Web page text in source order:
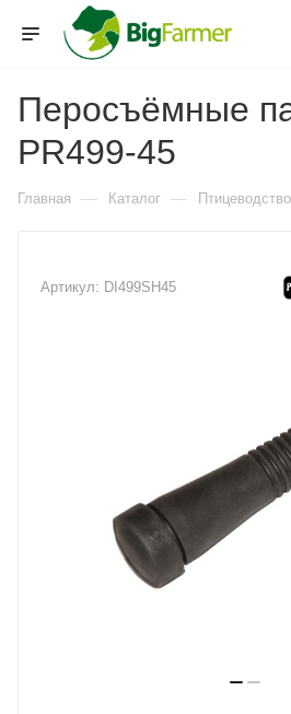
Перосъёмные
PR499-45
Главная — Каталог — Птицеводство
Артикул: DI499SH45